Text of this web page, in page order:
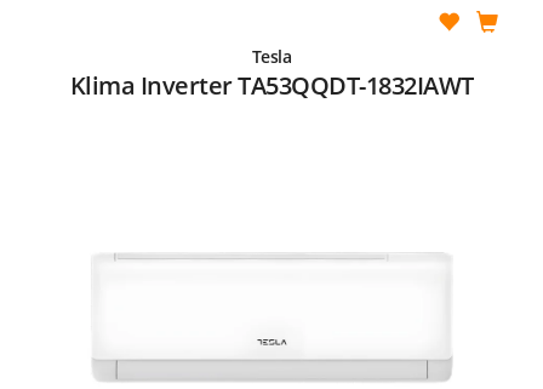
Tesla
Klima Inverter TA53QQDT-1832IAWT